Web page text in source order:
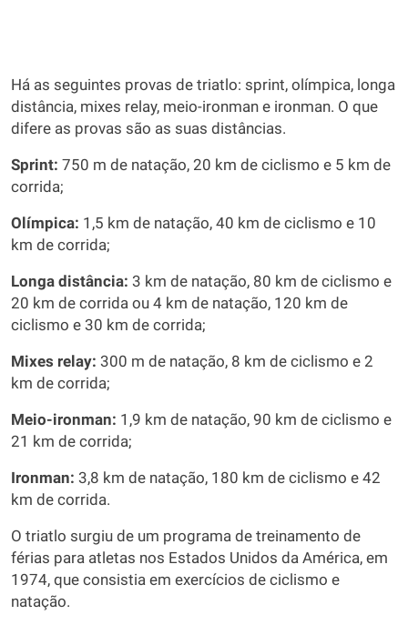
Há as seguintes provas de triatlo: sprint, olímpica, longa
distância, mixes relay, meio-ironman e ironman. O que
difere as provas são as suas distâncias.
Sprint: 750 m de natação, 20 km de ciclismo e 5 km de
corrida;
Olímpica: 1,5 km de natação, 40 km de ciclismo e 10
km de corrida;
Longa distância: 3 km de natação, 80 km de ciclismo e
20 km de corrida ou 4 km de natação, 120 km de
ciclismo e 30 km de corrida;
Mixes relay: 300 m de natação, 8 km de ciclismo e 2
km de corrida;
Meio-ironman: 1,9 km de natação, 90 km de ciclismo e
21 km de corrida;
Ironman: 3,8 km de natação, 180 km de ciclismo e 42
km de corrida.
O triatlo surgiu de um programa de treinamento de
férias para atletas nos Estados Unidos da América, em
1974, que consistia em exercícios de ciclismo e
natação.